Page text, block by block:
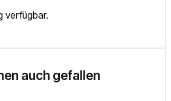
verfügbar.
auch gefallen